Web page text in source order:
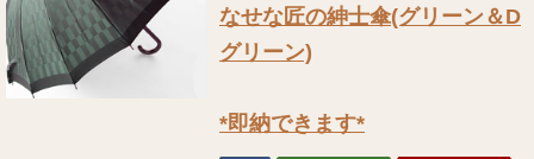
なせな匠の紳士傘(グリーン＆D
グリーン)
*即納できます*